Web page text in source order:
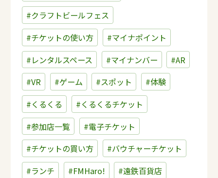
#クラフトビールフェス
#チケットの使い方
#マイナポイント
#レンタルスペース
#マイナンバー
#AR
#VR
#ゲーム #スポット
#体験
#くるくる
#くるくるチケット
#参加店一覧
#電子チケット
#チケットの買い方
#バウチャーチケット
#ランチ
#FMHaro!
#遠鉄百貨店